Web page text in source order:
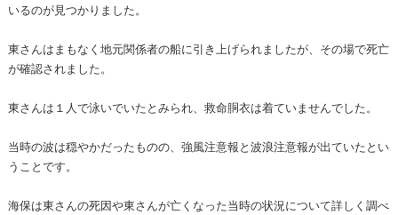
いるのが見つかりました。
東さんはまもなく地元関係者の船に引き上げられましたが、その場で死亡
が確認されました。
東さんは１人で泳いでいたとみられ、救命胴衣は着ていませんでした。
当時の波は穏やかだったものの、強風注意報と波浪注意報が出ていたとい
うことです。
海保は東さんの死因や東さんが亡くなった当時の状況について詳しく調べ